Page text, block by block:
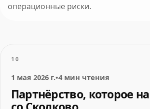
операционные риски.
10
1 мая 2026 г.•4 мин чтения
Партнёрство, которое